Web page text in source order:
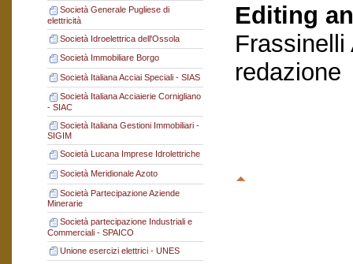
Società Generale Pugliese di
elettricità
Società Idroelettrica dell'Ossola
Società Immobiliare Borgo
Società Italiana Acciai Speciali - SIAS
Società Italiana Acciaierie Cornigliano
- SIAC
Società Italiana Gestioni Immobiliari -
SIGIM
Società Lucana Imprese Idrolettriche
Società Meridionale Azoto
Società Partecipazione Aziende
Minerarie
Società partecipazione Industriali e
Commerciali - SPAICO
Unione esercizi elettrici - UNES
Editing
Frassinelli
redazione